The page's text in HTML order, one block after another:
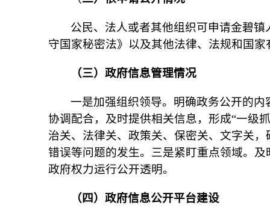
公民、法人或者其他组织可申请金碧
守国家秘密法》以及其他法律、法规和国
（三）政府信息管理情况
一是加强组织领导。明确政务公开的
协调配合，及时提供相关信息，形成“一级
治关、法律关、政策关、保密关、文字关
错误等问题的发生。三是紧盯重点领域。
政府权力运行公开透明。
（四）政府信息公开平台建设